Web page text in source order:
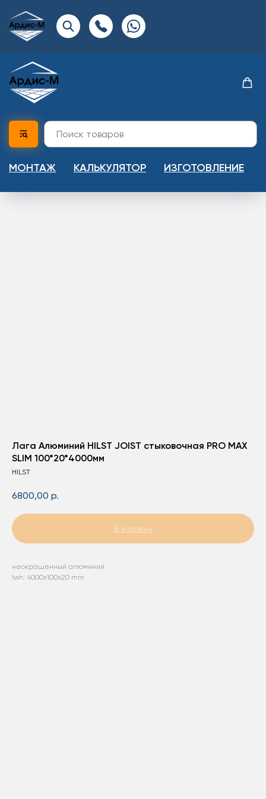
МОНТАЖ КАЛЬКУЛЯТОР ИЗГОТОВЛЕНИЕ
Лага Алюминий HILST JOIST стыковочная PRO MAX
SLIM 100*20*4000мм
HILST
6800,00 р.
В корзину
неокрашенный алюминий
lwh: 4000x100x20 mm